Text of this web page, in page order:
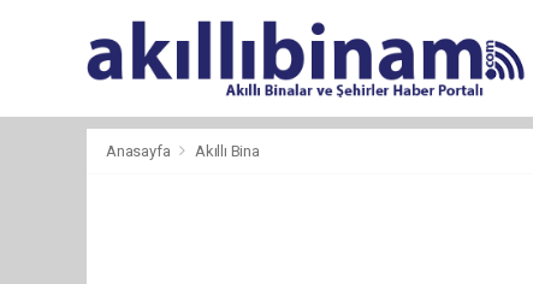
Anasayfa Akıllı Bina